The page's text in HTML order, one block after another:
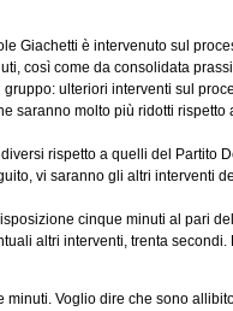
Giachetti è intervenuto sul
così come da consolidata
ulteriori interventi sul
saranno molto più ridotti rispetto
rispetto a quelli del Partito
vi saranno gli altri interventi
cinque minuti al pari
altri interventi, trenta secondi.
Voglio dire che sono